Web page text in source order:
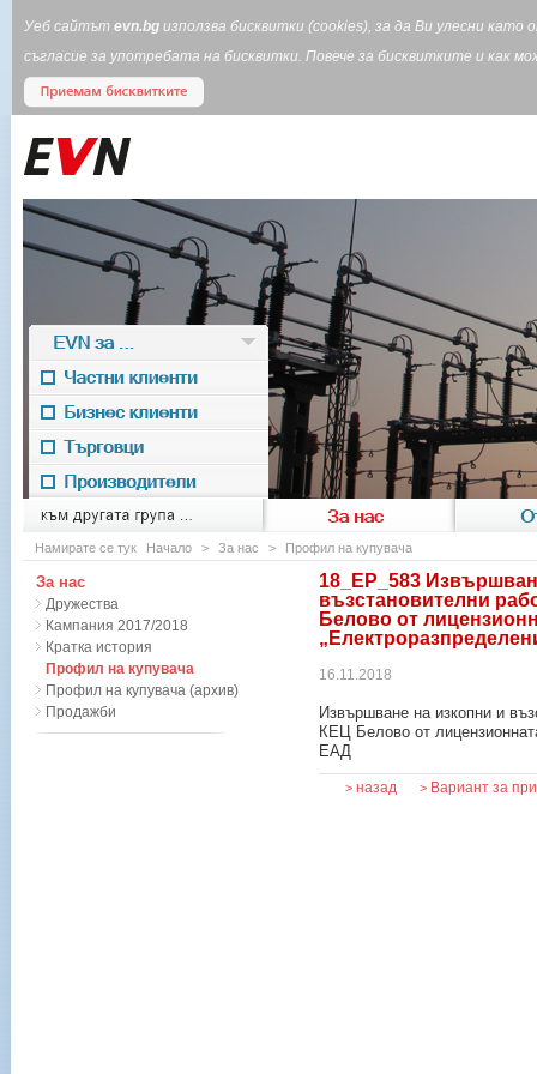
Уеб сайтът evn.bg използва бисквитки (cookies), за да Ви улесни
съгласие за употребата на бисквитки. Повече за бисквитките и
към другата група ... За нас
EVN for
EVN за ...
Частни клиенти
Бизнес клиенти
Търговци
Производители
Намирате се тук Начало > За нас > Профил на купувача
18_ЕР_583
възстановителни
Белово от
16.11.2018
Извършване на изкопни и
КЕЦ Белово от
ЕАД
> назад > Вариант за
За нас
Дружества
Кампания 2017/2018
Кратка история
Профил на купувача
Профил на купувача (архив)
Продажби